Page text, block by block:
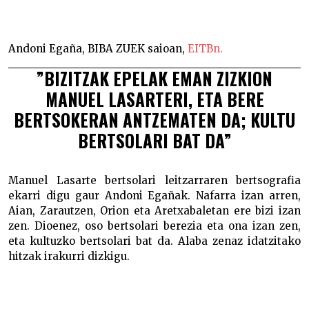
Andoni Egaña, BIBA ZUEK saioan, EITBn.
”BIZITZAK EPELAK EMAN ZIZKION
MANUEL LASARTERI, ETA BERE
BERTSOKERAN ANTZEMATEN DA; KULTU
BERTSOLARI BAT DA”
Manuel Lasarte bertsolari leitzarraren bertsografia
ekarri digu gaur Andoni Egañak. Nafarra izan arren,
Aian, Zarautzen, Orion eta Aretxabaletan ere bizi izan
zen. Dioenez, oso bertsolari berezia eta ona izan zen,
eta kultuzko bertsolari bat da. Alaba zenaz idatzitako
hitzak irakurri dizkigu.